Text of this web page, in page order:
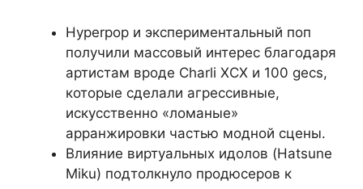
Hyperpop и экспериментальный поп
получили массовый интерес благодаря
артистам вроде Charli XCX и 100 gecs,
которые сделали агрессивные,
искусственно «ломаные»
арранжировки частью модной сцены.
Влияние виртуальных идолов (Hatsune
Miku) подтолкнуло продюсеров к